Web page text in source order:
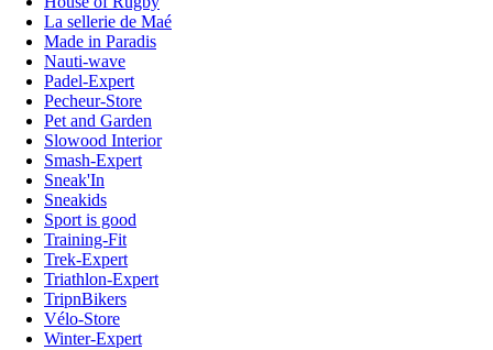
La sellerie de Maé
Made in Paradis
Nauti-wave
Padel-Expert
Pecheur-Store
Pet and Garden
Slowood Interior
Smash-Expert
Sneak'In
Sneakids
Sport is good
Training-Fit
Trek-Expert
Triathlon-Expert
TripnBikers
Vélo-Store
Winter-Expert